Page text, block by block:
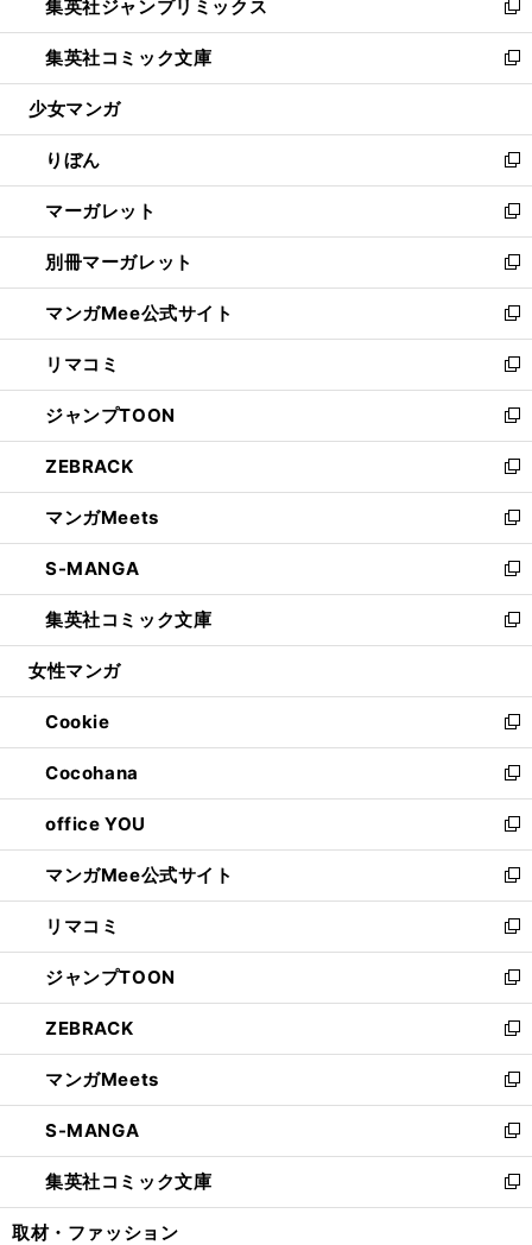
く
で
開
く
ド
ウ
で
開
ィ
ン
ド
ウ
開
く
い
ウ
ィ
ン
ウ
で
開
く
集英社ジャンプリミックス
新
し
い
ウ
ン
ド
ウ
で
開
く
集英社コミック文庫
新
し
ウ
ィ
ン
ド
ウ
で
開
く
少女マンガ
りぼん
新
し
い
ウ
ィ
ン
ド
ウ
で
開
く
マーガレット
新
し
い
ウ
ィ
ン
ド
ウ
で
開
く
別冊マーガレット
新
し
い
ウ
ィ
ン
ド
ウ
で
開
く
マンガMee公式サイト
新
し
い
ウ
ィ
ン
ド
ウ
で
開
く
リマコミ
新
し
い
ウ
ィ
ン
ド
ウ
で
開
く
ジャンプTOON
新
し
い
ウ
ィ
ン
ド
ウ
で
開
ZEBRACK
新
し
い
ウ
ィ
ン
ド
ウ
開
く
マンガMeets
新
し
い
ウ
ィ
ン
ウ
で
開
く
S-MANGA
新
し
い
ウ
ン
ド
ウ
で
開
く
集英社コミック文庫
新
し
ウ
ィ
ン
ド
ウ
で
開
く
女性マンガ
Cookie
新
し
い
ウ
ィ
ン
ド
ウ
で
開
く
Cocohana
新
し
い
ウ
ィ
ン
ド
ウ
で
開
く
office YOU
新
し
い
ウ
ィ
ン
ド
ウ
で
開
く
マンガMee公式サイト
新
し
い
ウ
ィ
ン
ド
ウ
で
開
く
リマコミ
新
し
い
ウ
ィ
ン
ド
ウ
で
開
く
ジャンプTOON
新
し
い
ウ
ィ
ン
ド
ウ
で
開
ZEBRACK
新
し
い
ウ
ィ
ン
ド
ウ
マンガMeets
新
し
い
ウ
ィ
ン
S-MANGA
新
し
い
ウ
集英社コミック文庫
新
し
取材・ファッション